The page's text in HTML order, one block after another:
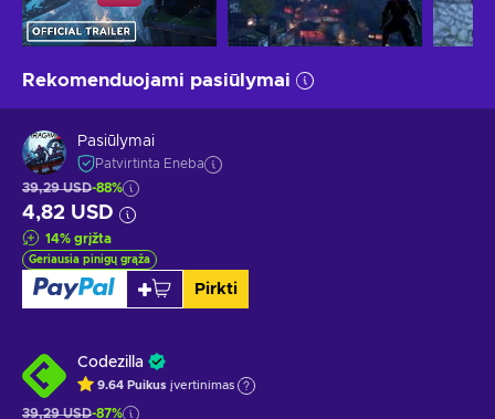
Rekomenduojami pasiūlymai
Pasiūlymai
Patvirtinta Eneba
39,29 USD-88%
4,82 USD
14% grįžta
Geriausia pinigų grąža
Pirkti
Codezilla
9.64 Puikus įvertinimas
39,29 USD-87%